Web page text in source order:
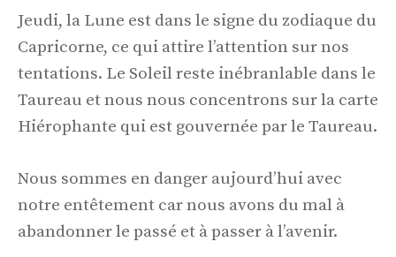
Jeudi, la Lune est dans le signe du zodiaque du
Capricorne, ce qui attire l’attention sur nos
tentations. Le Soleil reste inébranlable dans le
Taureau et nous nous concentrons sur la carte
Hiérophante qui est gouvernée par le Taureau.
Nous sommes en danger aujourd’hui avec
notre entêtement car nous avons du mal à
abandonner le passé et à passer à l’avenir.